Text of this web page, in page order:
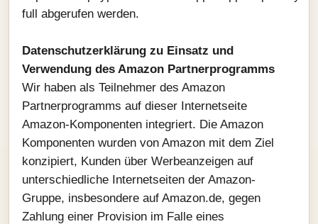
full abgerufen werden.
Datenschutzerklärung zu Einsatz und
Verwendung des Amazon Partnerprogramms
Wir haben als Teilnehmer des Amazon
Partnerprogramms auf dieser Internetseite
Amazon-Komponenten integriert. Die Amazon
Komponenten wurden von Amazon mit dem Ziel
konzipiert, Kunden über Werbeanzeigen auf
unterschiedliche Internetseiten der Amazon-
Gruppe, insbesondere auf Amazon.de, gegen
Zahlung einer Provision im Falle eines